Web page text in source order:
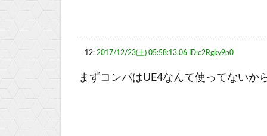
12: 2017/12/23(土) 05:58:13.06 ID:c2Rgky9p0
まずコンパはUE4なんて使ってないか